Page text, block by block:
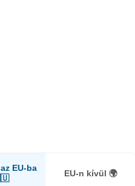
EU-ba
EU-n kívül 🌍